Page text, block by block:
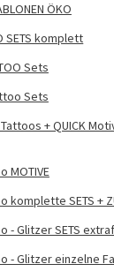
ÖKO
SETS komplett
Sets
Sets
+ QUICK
MOTIVE
komplette SETS +
- Glitzer SETS
- Glitzer einzelne